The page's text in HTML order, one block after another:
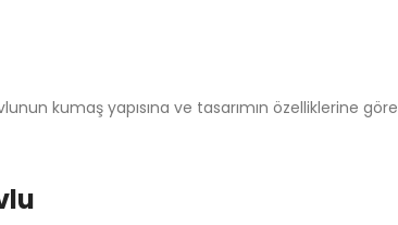
kumaş yapısına ve tasarımın özelliklerine göre